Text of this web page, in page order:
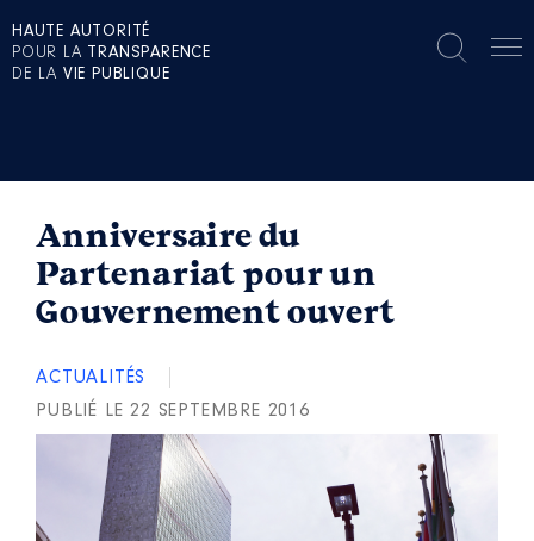
HAUTE AUTORITÉ
POUR LA TRANSPARENCE
DE LA VIE PUBLIQUE
Anniversaire du
Partenariat pour un
Gouvernement ouvert
ACTUALITÉS
PUBLIÉ LE 22 SEPTEMBRE 2016